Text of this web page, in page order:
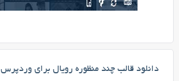
دانلود قالب چند منظوره رویال برای وردپرس